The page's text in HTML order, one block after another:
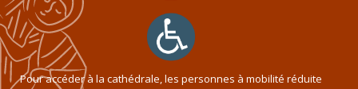
Pour accéder à la cathédrale, les personnes à mobilité réduite